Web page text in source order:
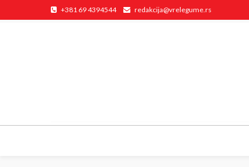
+381 69 4394544 redakcija@vrelegume.rs